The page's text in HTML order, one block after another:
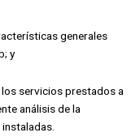
generales
y
servicios prestados a
análisis de la